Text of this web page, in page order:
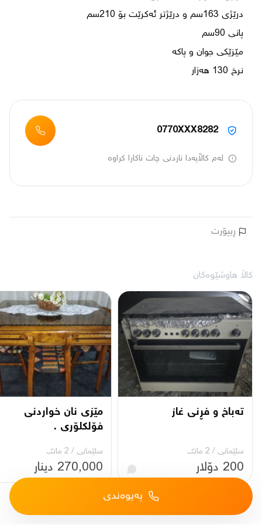
نرخ 130 هەزار
0770XXX8282
لەم کاڵایەدا ناردنی چات ناکارا کراوە
ڕیپۆرت
کاڵا هاوشێوەکان
تەباخ و فڕنی غاز
سلێمانی / 2 مانگ
200 دۆلار
مێزی نان خواردنی
فۆلکلۆری .
سلێمانی / 2 مانگ
270,000 دینار
پەیوەندی